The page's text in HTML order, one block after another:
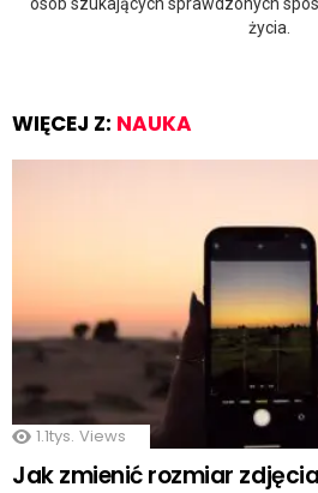
życia.
WIĘCEJ Z: NAUKA
1.1tys. Views
Jak zmienić rozmiar